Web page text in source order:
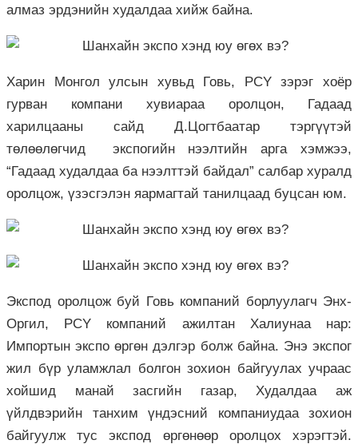
алмаз эрдэнийн худалдаа хийж байна.
Харин Монгол улсын хувьд Говь, PCY зэрэг хоёр
гурван компани хувиараа оролцон, Гадаад
харилцааны сайд Д.Цогтбаатар тэргүүтэй
төлөөлөгчид экспогийн нээлтийн арга хэмжээ,
“Гадаад худалдаа ба нээлттэй байдал” салбар хуралд
оролцож, үзэсгэлэн яармагтай танилцаад буцсан юм.
Экспод оролцож буй Говь компаний борлуулагч Энх-
Оргил, PCY компаний ажилтан Халиунаа нар:
Импортын экспо өргөн дэлгэр болж байна. Энэ экспог
жил бүр уламжлал болгон зохион байгуулах учраас
хойшид манай засгийн газар, Худалдаа аж
үйлдвэрийн танхим үндэсний компаниудаа зохион
байгуулж тус экспод өргөнөөр оролцох хэрэгтэй.